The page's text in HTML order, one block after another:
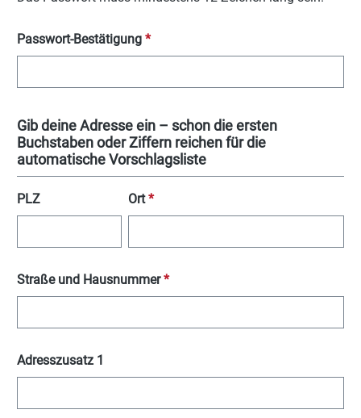
Passwort-Bestätigung *
Gib deine Adresse ein – schon die ersten
Buchstaben oder Ziffern reichen für die
automatische Vorschlagsliste
PLZ Ort*
Straße und Hausnummer*
Adresszusatz 1